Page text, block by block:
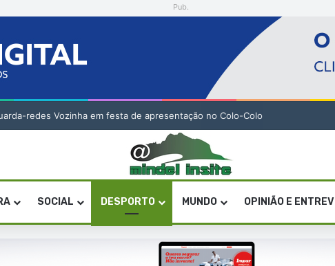
Pub.
redes Vozinha em festa de apresentação no Colo-Colo
SOCIAL DESPORTO MUNDO OPINIÃO E